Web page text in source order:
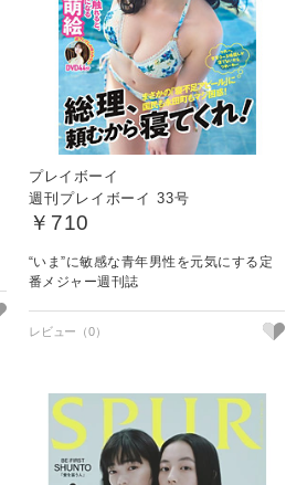
プレイボーイ
週刊プレイボーイ 33号
￥710
“いま”に敏感な青年男性を元気にする定
番メジャー週刊誌